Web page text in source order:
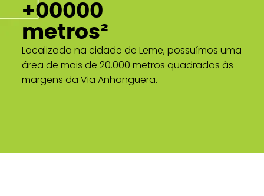
+00000
metros²
Localizada na cidade de Leme, possuímos uma
área de mais de 20.000 metros quadrados às
margens da Via Anhanguera.